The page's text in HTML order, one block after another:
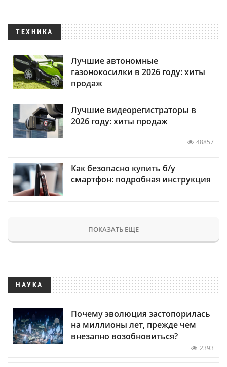
ТЕХНИКА
Лучшие автономные
газонокосилки в 2026 году: хиты
продаж
Лучшие видеорегистраторы в
2026 году: хиты продаж
48857
Как безопасно купить б/у
смартфон: подробная инструкция
ПОКАЗАТЬ ЕЩЕ
НАУКА
Почему эволюция застопорилась
на миллионы лет, прежде чем
внезапно возобновиться?
2393